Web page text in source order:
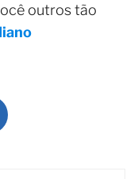
outros tão